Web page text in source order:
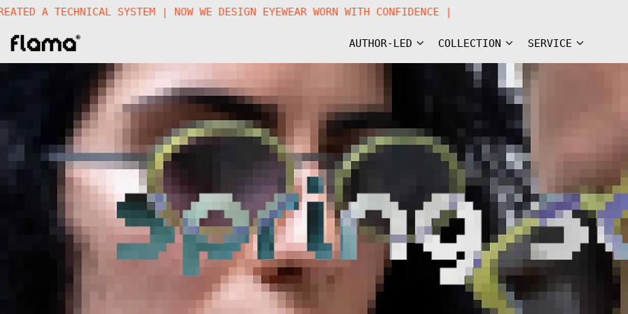
| WE CREATED A TECHNICAL SYSTEM | NOW WE DESIGN EYEWEAR WORN WITH CONFIDENCE |
AUTHOR-LED COLLECTION SERVICE